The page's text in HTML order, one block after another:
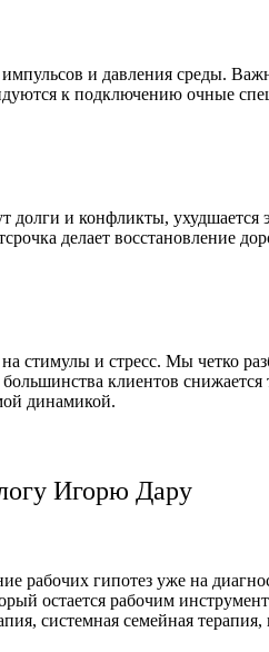
и давления среды.
к подключению очные
долги и конфликты,
делает восстановление
и стресс. Мы четко
клиентов
динамикой.
Игорю Дару
рабочих гипотез уже на
остается рабочим
системная семейная